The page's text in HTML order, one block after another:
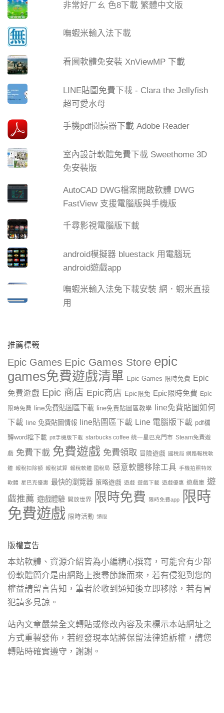
非常好ㄏㄠ 色8下載 繁體中文版
嘸蝦米輸入法下載
看圖軟體免安裝 XnViewMP 下載
LINE貼圖免費下載 - Clara the Jellyfish
超可愛水母
手機pdf閱讀器下載 Adobe Reader
室內設計軟體免費下載 Sweethome 3D
免安裝版
AutoCAD DWG檔案開啟軟體 DWG
FastView 支援電腦版與手機版
千尋影視電腦版下載
android模擬器 bluestack 用電腦玩
android遊戲app
嘸蝦米輸入法免下載安裝 網．蝦米直接
用
推薦標籤
Epic Games Epic Games Store epic
games免費遊戲清單 Epic Games 限時免費 Epic
免費遊戲 Epic 商店 Epic商店 Epic限免 Epic限時免費 Epic
限時免費 line免費貼圖區下載 line免費貼圖區教學
line免費貼圖如何
下載
line 免費貼圖情報 line貼圖區下載 Line 電腦版下載 pdf檔
轉word檔下載 ptt手機版下載 starbucks coffee 統一星巴克門市 Steam免費遊
戲 免費下載 免費遊戲 免費領取 冒險遊戲 國稅局 網路報稅軟
體 報稅扣除額 報稅試算 報稅軟體 國稅局 惡意軟體移除工具 手機拍照特效
軟體 星巴克優惠 最快的瀏覽器 策略遊戲 遊戲 遊戲下載 遊戲優惠 遊戲庫 遊
戲推薦 遊戲體驗 開放世界 限時免費 限時免費app
限時
免費遊戲 限時活動 領取
版權宣告
本站軟體、資源介紹皆為小編精心撰寫，可能會有少部
份軟體簡介是由網路上搜尋節錄而來，若有侵犯到您的
權益請留言告知，筆者於收到通知後立即移除，若有冒
犯請多見諒。
站內文章嚴禁全文轉貼或修改內容及未標示本站網址之
方式重製發佈，若經發現本站將保留法律追訴權，請您
轉貼時確實遵守，謝謝。